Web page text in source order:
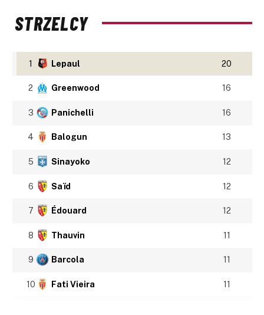
STRZELCY
1 Lepaul 20
2 Greenwood 16
3 Panichelli 16
4 Balogun 13
5 Sinayoko 12
6 Saïd 12
7 Édouard 12
8 Thauvin 11
9 Barcola 11
10 Fati Vieira 11